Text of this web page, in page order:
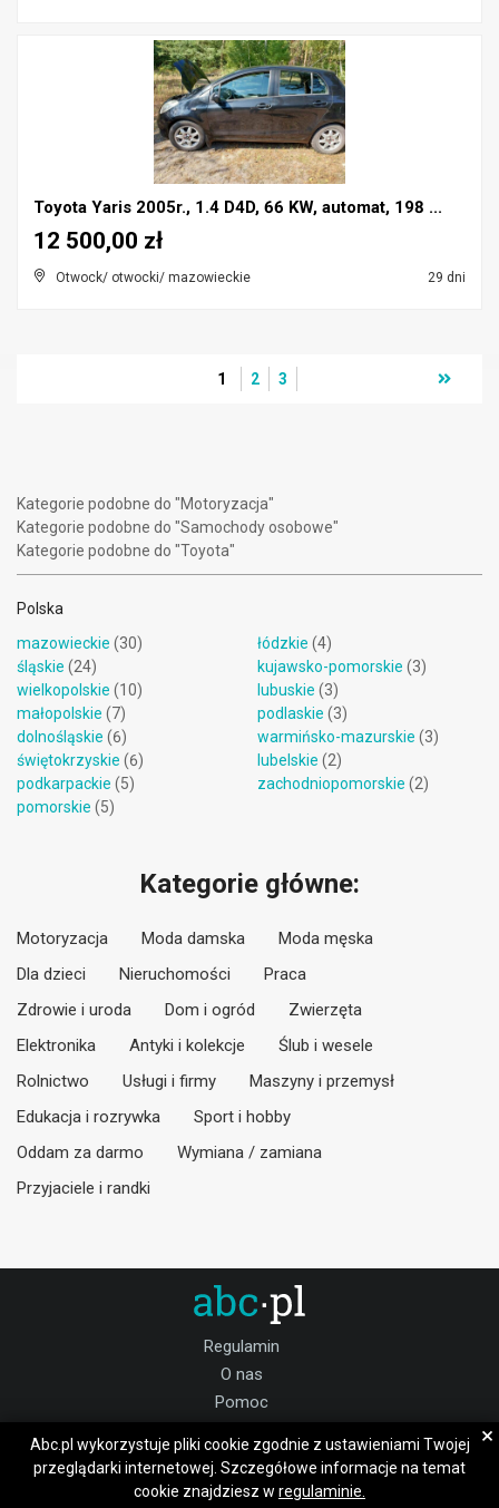
Toyota Yaris 2005r., 1.4 D4D, 66 KW, automat, 198 ...
Otwock/ otwocki/ mazowieckie 29 dni
12 500,00 zł
1 2 3
Kategorie podobne do "Motoryzacja"
Kategorie podobne do "Samochody osobowe"
Kategorie podobne do "Toyota"
Polska
mazowieckie (30)
śląskie (24)
wielkopolskie (10)
małopolskie (7)
dolnośląskie (6)
świętokrzyskie (6)
podkarpackie (5)
pomorskie (5)
łódzkie (4)
kujawsko-pomorskie (3)
lubuskie (3)
podlaskie (3)
warmińsko-mazurskie (3)
lubelskie (2)
zachodniopomorskie (2)
Kategorie główne:
Motoryzacja Moda damska
Moda męska
Dla dzieci
Nieruchomości
Praca
Zdrowie i uroda
Dom i ogród
Zwierzęta
Elektronika
Antyki i kolekcje
Ślub i wesele
Rolnictwo
Usługi i firmy
Maszyny i przemysł
Edukacja i rozrywka
Sport i hobby
Oddam za darmo
Wymiana / zamiana
Przyjaciele i randki
Regulamin
O nas
Pomoc
Praca
Dołącz do nas:
Abc.pl wykorzystuje pliki cookie zgodnie z ustawieniami Twojej
przeglądarki internetowej. Szczegółowe informacje na temat
cookie znajdziesz w regulaminie.
×